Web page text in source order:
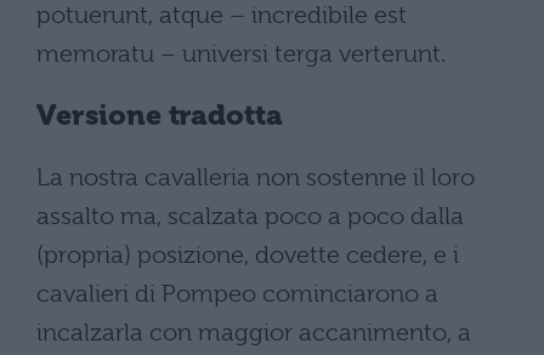
potuerunt, atque – incredibile est
memoratu – universi terga verterunt.
Versione tradotta
La nostra cavalleria non sostenne il loro
assalto ma, scalzata poco a poco dalla
(propria) posizione, dovette cedere, e i
cavalieri di Pompeo cominciarono a
incalzarla con maggior accanimento, a